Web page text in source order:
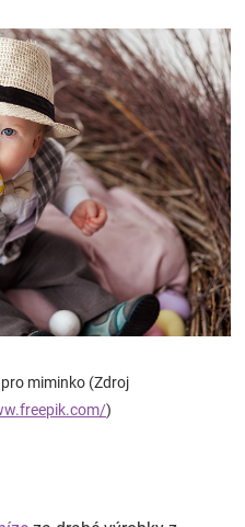
miminko (Zdroj
)